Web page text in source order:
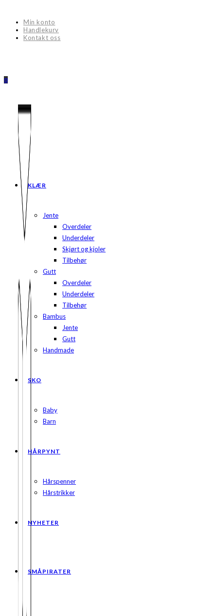
contentMin konto
Handlekurv
Kontakt oss
0
KLÆR
Jente
Overdeler
Underdeler
Skjørt og kjoler
Tilbehør
Gutt
Overdeler
Underdeler
Tilbehør
Bambus
Jente
Gutt
Handmade
SKO
Baby
Barn
HÅRPYNT
Hårspenner
Hårstrikker
NYHETER
SMÅPIRATER